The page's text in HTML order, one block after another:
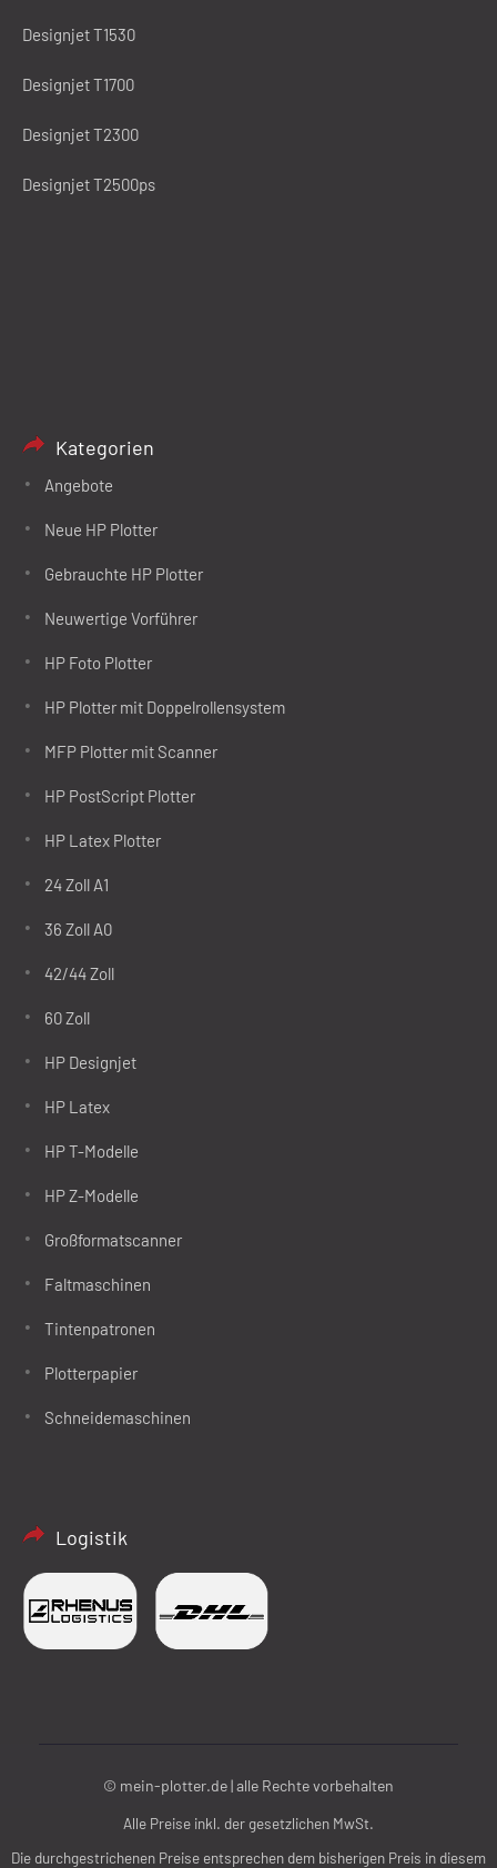
Designjet T1530
Designjet T1700
Designjet T2300
Designjet T2500ps
Kategorien
Angebote
Neue HP Plotter
Gebrauchte HP Plotter
Neuwertige Vorführer
HP Foto Plotter
HP Plotter mit Doppelrollensystem
MFP Plotter mit Scanner
HP PostScript Plotter
HP Latex Plotter
24 Zoll A1
36 Zoll A0
42/44 Zoll
60 Zoll
HP Designjet
HP Latex
HP T-Modelle
HP Z-Modelle
Großformatscanner
Faltmaschinen
Tintenpatronen
Plotterpapier
Schneidemaschinen
Logistik
© mein-plotter.de | alle Rechte vorbehalten
Alle Preise inkl. der gesetzlichen MwSt.
Die durchgestrichenen Preise entsprechen dem bisherigen Preis in diesem